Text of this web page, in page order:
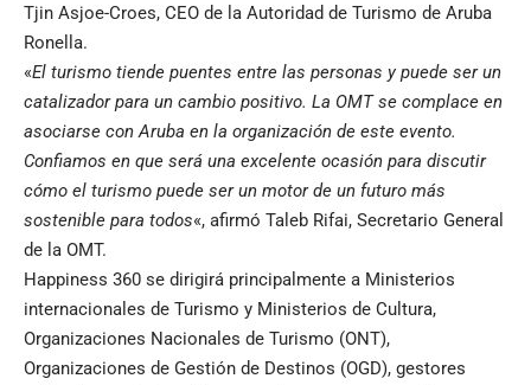
Tjin Asjoe-Croes, CEO de la Autoridad de Turismo de Aruba
Ronella.
«El turismo tiende puentes entre las personas y puede ser un
catalizador para un cambio positivo. La OMT se complace en
asociarse con Aruba en la organización de este evento.
Confiamos en que será una excelente ocasión para discutir
cómo el turismo puede ser un motor de un futuro más
sostenible para todos«, afirmó Taleb Rifai, Secretario General
de la OMT.
Happiness 360 se dirigirá principalmente a Ministerios
internacionales de Turismo y Ministerios de Cultura,
Organizaciones Nacionales de Turismo (ONT),
Organizaciones de Gestión de Destinos (OGD), gestores